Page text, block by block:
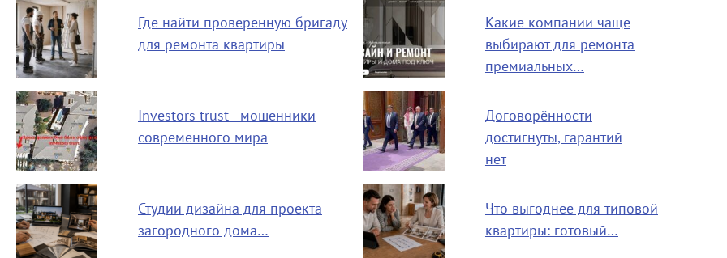
Где найти проверенную бригаду
для ремонта квартиры
Какие компании чаще
выбирают для ремонта
премиальных…
Investors trust - мошенники
современного мира
Договорённости
достигнуты, гарантий
нет
Студии дизайна для проекта
загородного дома…
Что выгоднее для типовой
квартиры: готовый…